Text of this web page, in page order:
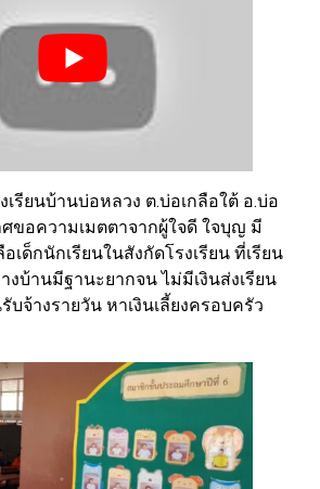
รียนบ้านบ่อหลวง ต.บ่อเกลือใต้ อ.บ่อ
ขอความเมตตาจากผู้ใจดี ใจบุญ มี
เด็กนักเรียนในสังกัดโรงเรียน ที่เรียน
บ้านมีฐานะยากจน ไม่มีเงินส่งเรียน
บจ้างรายวัน หาเงินเลี้ยงครอบครัว